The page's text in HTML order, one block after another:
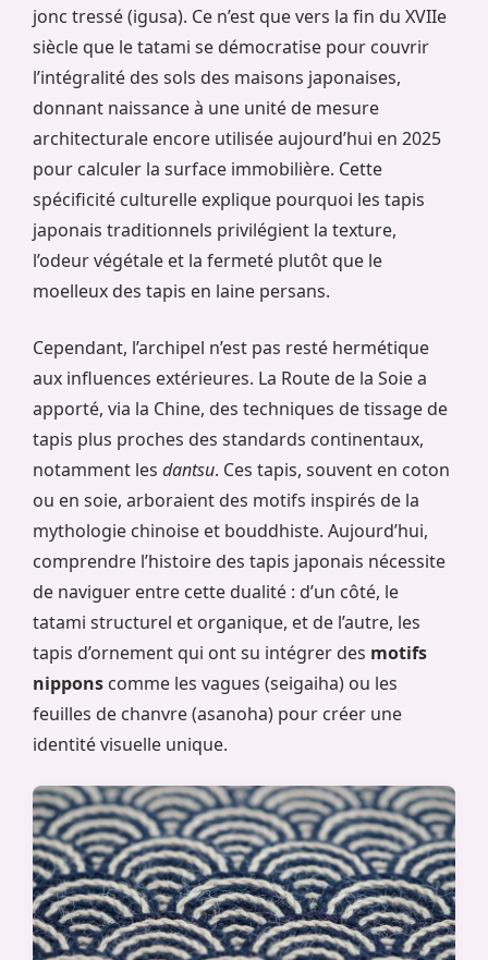
jonc tressé (igusa). Ce n’est que vers la fin du XVIIe
siècle que le tatami se démocratise pour couvrir
l’intégralité des sols des maisons japonaises,
donnant naissance à une unité de mesure
architecturale encore utilisée aujourd’hui en 2025
pour calculer la surface immobilière. Cette
spécificité culturelle explique pourquoi les tapis
japonais traditionnels privilégient la texture,
l’odeur végétale et la fermeté plutôt que le
moelleux des tapis en laine persans.
Cependant, l’archipel n’est pas resté hermétique
aux influences extérieures. La Route de la Soie a
apporté, via la Chine, des techniques de tissage de
tapis plus proches des standards continentaux,
notamment les dantsu. Ces tapis, souvent en coton
ou en soie, arboraient des motifs inspirés de la
mythologie chinoise et bouddhiste. Aujourd’hui,
comprendre l’histoire des tapis japonais nécessite
de naviguer entre cette dualité : d’un côté, le
tatami structurel et organique, et de l’autre, les
tapis d’ornement qui ont su intégrer des motifs
nippons comme les vagues (seigaiha) ou les
feuilles de chanvre (asanoha) pour créer une
identité visuelle unique.